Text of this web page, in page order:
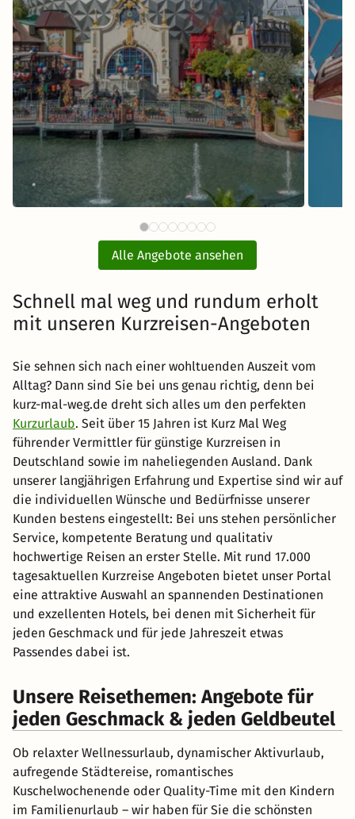
ab112 CHF
Europa-Park Eintritt mit Hotel
inkl. Übernachtung und Frühstück
Zum Angebot
Alle Angebote ansehen
Schnell mal weg und rundum erholt
mit unseren Kurzreisen-Angeboten
Sie sehnen sich nach einer wohltuenden Auszeit vom
Alltag? Dann sind Sie bei uns genau richtig, denn bei
kurz-mal-weg.de dreht sich alles um den perfekten
Kurzurlaub. Seit über 15 Jahren ist Kurz Mal Weg
führender Vermittler für günstige Kurzreisen in
Deutschland sowie im naheliegenden Ausland. Dank
unserer langjährigen Erfahrung und Expertise sind wir auf
die individuellen Wünsche und Bedürfnisse unserer
Kunden bestens eingestellt: Bei uns stehen persönlicher
Service, kompetente Beratung und qualitativ
hochwertige Reisen an erster Stelle. Mit rund 17.000
tagesaktuellen Kurzreise Angeboten bietet unser Portal
eine attraktive Auswahl an spannenden Destinationen
und exzellenten Hotels, bei denen mit Sicherheit für
jeden Geschmack und für jede Jahreszeit etwas
Passendes dabei ist.
Unsere Reisethemen: Angebote für
jeden Geschmack & jeden Geldbeutel
Ob relaxter Wellnessurlaub, dynamischer Aktivurlaub,
aufregende Städtereise, romantisches
Kuschelwochenende oder Quality-Time mit den Kindern
im Familienurlaub – wir haben für Sie die schönsten